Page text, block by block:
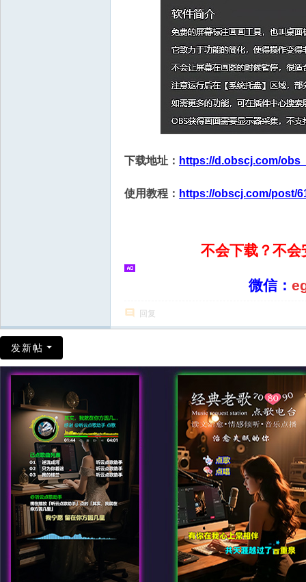
下载地址： https://d.obscj.com/
使用教程： https://obscj.com/post/
不会下载？不
微信：
回复
发新帖